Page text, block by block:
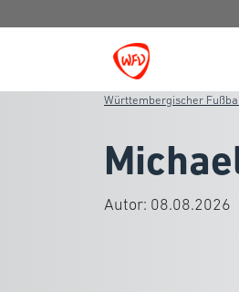
Württembergischer
Autor: 08.08.2026